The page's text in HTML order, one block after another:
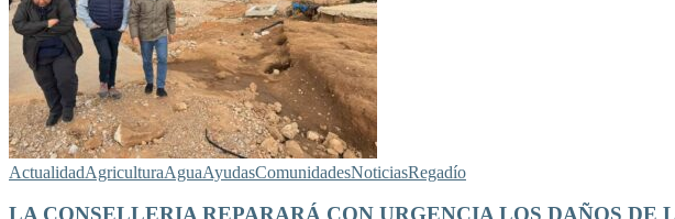
ActualidadAgriculturaAguaAyudasComunidadesNoticiasRegadío